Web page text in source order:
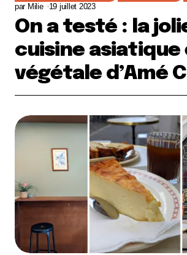
par Milie 19 juillet 2023
On a testé : la
cuisine asiatique
végétale d’Amé